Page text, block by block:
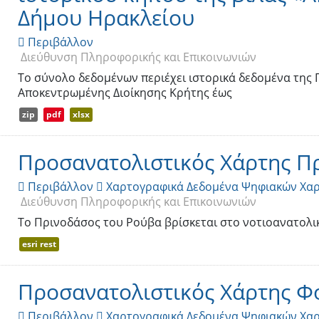
Δήμου Ηρακλείου
 Περιβάλλον
Διεύθυνση Πληροφορικής και Επικοινωνιών
Το σύνολο δεδομένων περιέχει ιστορικά δεδομένα
Αποκεντρωμένης Διοίκησης Κρήτης έως
zip pdf xlsx
Προσανατολιστικός Χάρτης
 Περιβάλλον  Χαρτογραφικά Δεδομένα Ψηφιακών
Διεύθυνση Πληροφορικής και Επικοινωνιών
Το Πρινοδάσος του Ρούβα βρίσκεται στο
esri rest
Προσανατολιστικός Χάρτης
 